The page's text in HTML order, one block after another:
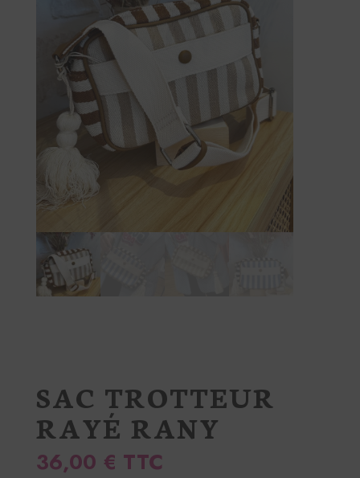
SAC TROTTEUR
RAYÉ RANY
36,00 € TTC